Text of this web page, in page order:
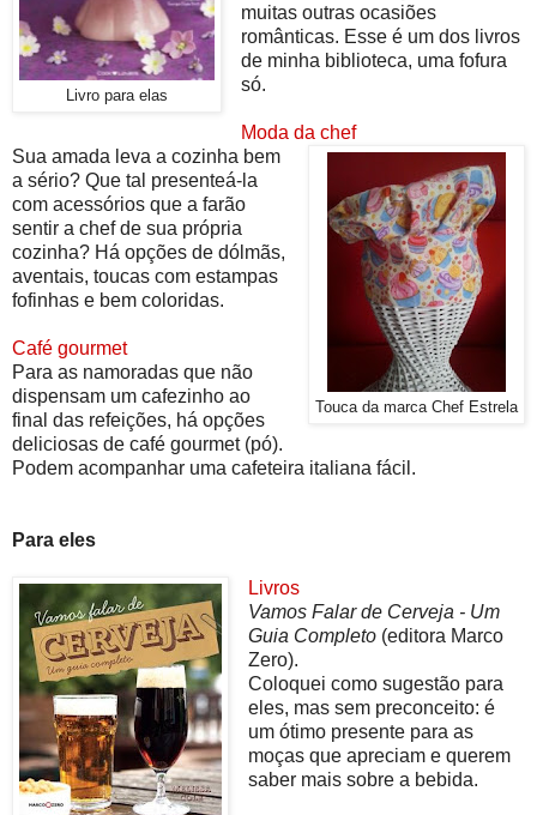
Livro para elas
muitas outras ocasiões
românticas. Esse é um dos livros
de minha biblioteca, uma fofura
só.
Moda da chef
Touca da marca Chef Estrela
Sua amada leva a cozinha bem
a sério? Que tal presenteá-la
com acessórios que a farão
sentir a chef de sua própria
cozinha? Há opções de dólmãs,
aventais, toucas com estampas
fofinhas e bem coloridas.
Café gourmet
Para as namoradas que não
dispensam um cafezinho ao
final das refeições, há opções
deliciosas de café gourmet (pó).
Podem acompanhar uma cafeteira italiana fácil.
Para eles
Livros
Vamos Falar de Cerveja - Um
Guia Completo(editora Marco
Zero).
Coloquei como sugestão para
eles, mas sem preconceito: é
um ótimo presente para as
moças que apreciam e querem
saber mais sobre a bebida.